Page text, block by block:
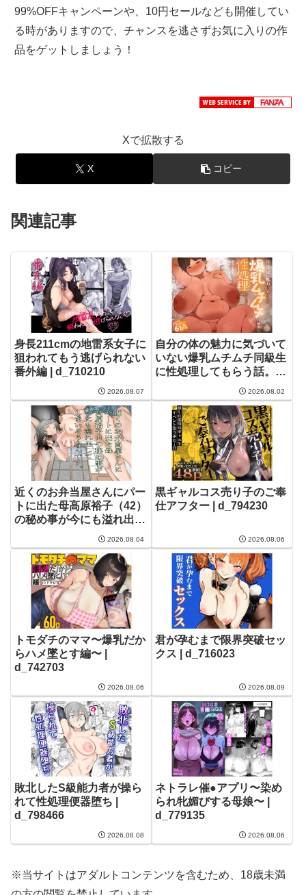
99%OFFキャンペーンや、10円セールなども開催してい
る時がありますので、チャンスを逃さずお気に入りの作
品をゲットしましょう！
Xで拡散する
X コピー
関連記事
身長211cmの地雷系女子に
狙われてもう逃げられない
番外編 | d_710210
2026.08.07
自分の体の魅力に気づいて
いない爆乳ムチムチ同級生
に性処理してもらう話。 |
2026.08.02
近くのお弁当屋さんにパー
トに出た母高原裕子（42）
の秘め事が今にも溢れ出し
てしまいそうなんです。 |
d_756024
2026.08.04
黒ギャルコス売り子のご奉
仕アフター | d_794230
2026.08.06
トモダチのママ〜爆乳だか
らハメ墜とす編〜 |
d_742703
2026.08.06
君が孕むまで限界突破セッ
クス | d_716023
2026.08.09
敗北したS級能力者が操ら
れて性処理便器堕ち |
d_798466
2026.08.08
ネトラレ催●アプリ〜染め
られ牝媚びする母娘〜 |
d_779135
2026.08.06
※当サイトはアダルトコンテンツを含むため、18歳未満